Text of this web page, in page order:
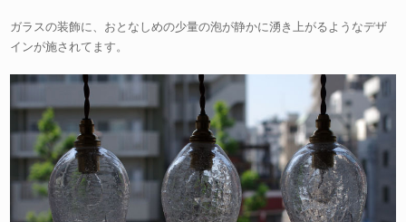
ガラスの装飾に、おとなしめの少量の泡が静かに湧き上がるようなデザ
インが施されてます。